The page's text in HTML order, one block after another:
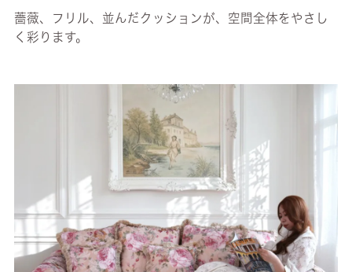
薔薇、フリル、並んだクッションが、空間全体をやさし
く彩ります。